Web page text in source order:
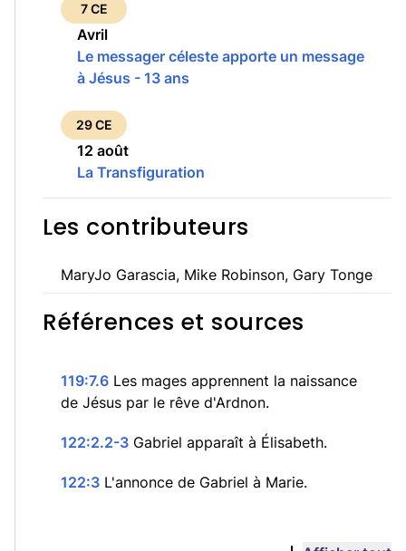
7 CE
Avril
Le messager céleste apporte un message
à Jésus - 13 ans
29 CE
12 août
La Transfiguration
Les contributeurs
MaryJo Garascia, Mike Robinson, Gary Tonge
Références et sources
119:7.6 Les mages apprennent la naissance
de Jésus par le rêve d'Ardnon.
122:2.2-3 Gabriel apparaît à Élisabeth.
122:3 L'annonce de Gabriel à Marie.